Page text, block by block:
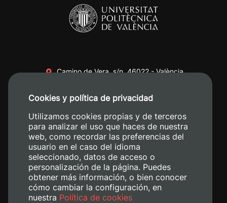
Camino de Vera, s/n. 46022 - València
+34 620 04 00 50
Cookies y política de privacidad
Utilizamos cookies propias y de terceros
para analizar el uso que haces de nuestra
web, como recordar las preferencias del
usuario en el caso del idioma
seleccionado, datos de acceso o
personalización de la página. Puedes
obtener más información, o bien conocer
cómo cambiar la configuración, en
nuestra Política de cookies